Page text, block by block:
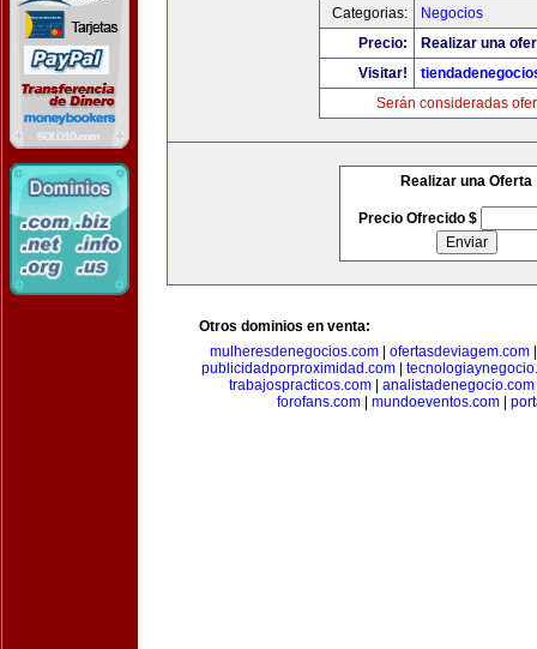
Categorias:
Negocios
Precio:
Realizar una
Visitar!
Serán consideradas
Realizar una Oferta
Precio Ofrecido $
Otros dominios en venta:
mulheresdenegocios.com
ofertasdeviagem.com
publicidadporproximidad.com|
trabajospracticos.com| analistadenegocio.com
forofans.com
mundoeventos.com